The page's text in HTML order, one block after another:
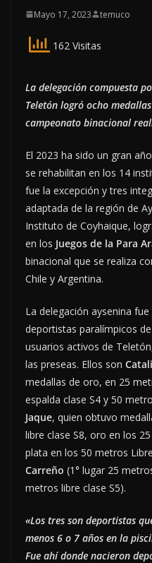
Mayo 17, 2023 temuco
162 Visitas
La delegación compuesta
Teletón logró ocho
campeonato binacional
El 2023 ha sido un gran
se rehabilitan en los 14
fue la excepción y tres
adaptada de la región de
Instituto de Coyhaique,
en los Juegos de la Para
binacional que se realiza
Chile y Argentina.
La delegación aysenina
deportistas paralímpicos
usuarios activos de
las preseas. Ellos son
medallas de oro, en 25
espalda clase S4 y 50
Jaque, quien obtuvo
libre clase S8, oro en los
plata en los 50 metros
Carreño (1° lugar 25
metros libre clase S5).
«Los tres son deportistas
menos 6 o 7 años en la
Fue ahí donde nacieron